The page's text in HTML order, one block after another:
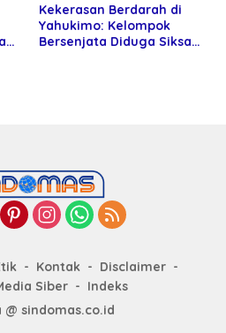
Kekerasan Berdarah di
Yahukimo: Kelompok
Bersenjata Diduga Siksa
Kontak
Disclaimer
Siber
Indeks
@ sindomas.co.id